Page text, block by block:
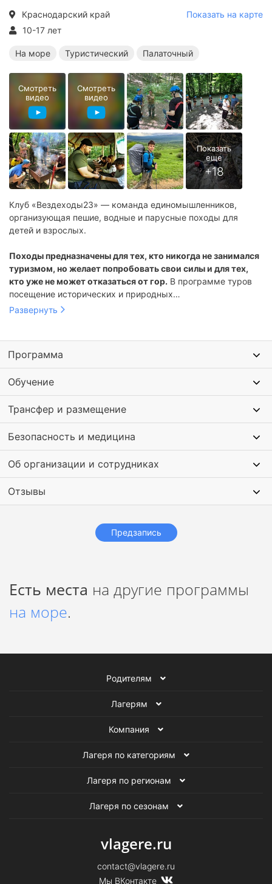
Краснодарский край
Показать на карте
10-17 лет
На море Туристический Палаточный
Клуб «Вездеходы23» — команда единомышленников,
организующая пешие, водные и парусные походы для
детей и взрослых.
Походы предназначены для тех, кто никогда не занимался
туризмом, но желает попробовать свои силы и для тех,
кто уже не может отказаться от гор. В программе туров
посещение исторических и природных
достопримечательностей, познавательные мастер-классы,
учебно-тренировочные сборы;
Развернуть
Смотреть
видео
Смотреть
видео
Программа
Обучение
Трансфер и размещение
Безопасность и медицина
Об организации и сотрудниках
Отзывы
Предзапись
Есть места на другие программы
на море.
Летние палаточные лагеря
Родителям
Лагерям
Компания
Лагеря по категориям
Лагеря по регионам
Лагеря по сезонам
vlagere.ru
contact@vlagere.ru
Мы ВКонтакте